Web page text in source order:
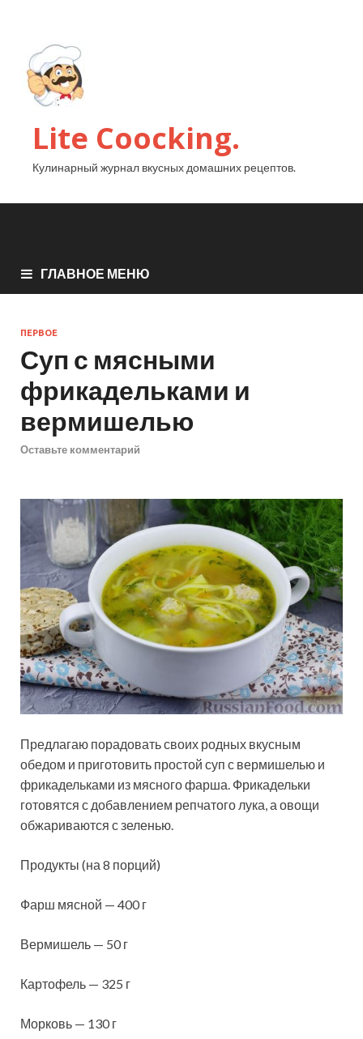
Lite Coocking.
Кулинарный журнал вкусных домашних рецептов.
ГЛАВНОЕ МЕНЮ
ПЕРВОЕ
Суп с мясными
фрикадельками и
вермишелью
Оставьте комментарий
Предлагаю порадовать своих родных вкусным
обедом и приготовить простой суп с вермишелью и
фрикадельками из мясного фарша. Фрикадельки
готовятся с добавлением репчатого лука, а овощи
обжариваются с зеленью.
Продукты (на 8 порций)
Фарш мясной — 400 г
Вермишель — 50 г
Картофель — 325 г
Морковь — 130 г